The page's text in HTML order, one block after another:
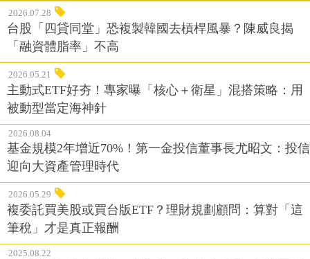
2026.07.28
台股「四貸同堂」恐複製韓國去槓桿風暴？陳威良揭
「融資體脂率」不高
2026.05.21
主動式ETF好夯！專家曝「核心＋衛星」混搭策略：用
被動型當定海神針
2026.08.04
基金規模2年增近70%！第一金投信董事長尤昭文：投信
迎向大資產管理時代
2026.05.29
複委託買美股或買台版ETF？理財規劃顧問：算對「這
筆稅」才是真正報酬
2025.08.22